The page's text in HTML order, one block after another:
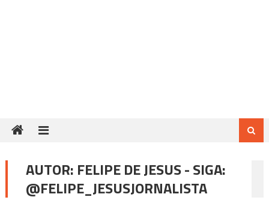
AUTOR: FELIPE DE JESUS - SIGA:
@FELIPE_JESUSJORNALISTA